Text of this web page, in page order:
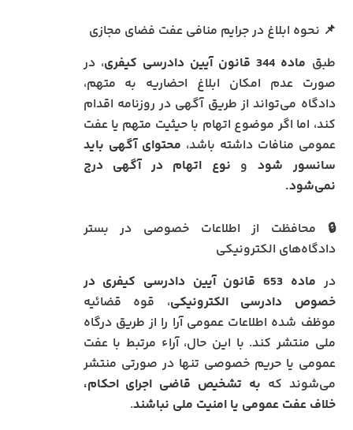
📌 نحوه ابلاغ در جرایم منافی عفت فضای مجازی
طبق ماده 344 قانون آیین دادرسی کیفری
، در
صورت عدم امکان ابلاغ احضاریه به متهم،
دادگاه می‌تواند از طریق آگهی در روزنامه اقدام
کند، اما اگر موضوع اتهام با حیثیت متهم یا عفت
عمومی منافات داشته باشد، محتوای آگهی باید
سانسور شود و نوع اتهام در آگهی درج
نمی‌شود.
🔒 محافظت از اطلاعات خصوصی در بستر
دادگاه‌های الکترونیکی
در
ماده 653 قانون آیین دادرسی کیفری در
خصوص دادرسی الکترونیکی، قوه قضائیه
موظف شده اطلاعات عمومی آرا را از طریق درگاه
ملی منتشر کند. با این حال، آراء مرتبط با عفت
عمومی یا حریم خصوصی تنها در صورتی منتشر
می‌شوند که به تشخیص قاضی اجرای احکام،
خلاف عفت عمومی یا امنیت ملی نباشند.